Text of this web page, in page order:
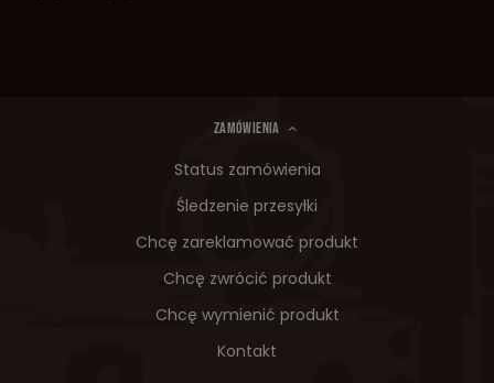
ZAMÓWIENIA
Status zamówienia
Śledzenie przesyłki
Chcę zareklamować produkt
Chcę zwrócić produkt
Chcę wymienić produkt
Kontakt